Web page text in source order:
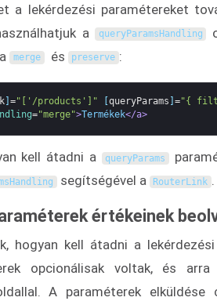
a lekérdezési paramétereket
a
queryParamsHandling
merge és preserve :
] ="['/products']" queryParams ="{
="merge">Termékek</a>
kell átadni a queryParams
segítségével a RouterLink .
értékeinek
hogyan kell átadni a
opcionálisak voltak, és
A paraméterek